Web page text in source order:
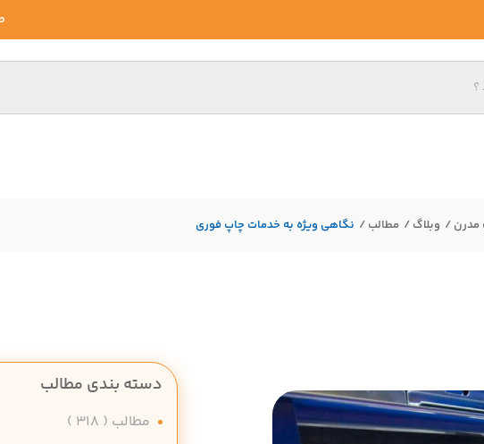
مدرن وبلاگ مطالب نگاهی ویژه به خدمات چاپ فوری
دسته بندی مطالب
مطالب ( 318 )